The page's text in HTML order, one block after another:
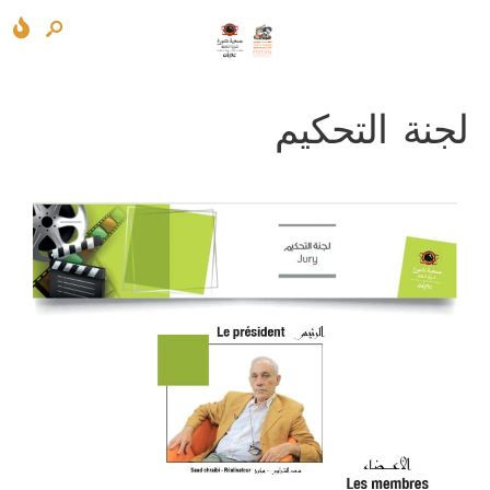
لجنة التحكيم